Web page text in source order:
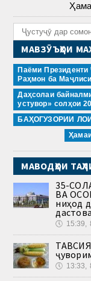
МАВЗӮЪҲОИ
Паёми
Раҳмон ба
Даҳсолаи
устувор» солҳои
БАҲОГУЗОРИИ
МАВОДҲОИ
35-
ВА
ниҳод
🕔 15:39,
🕔 13:33,